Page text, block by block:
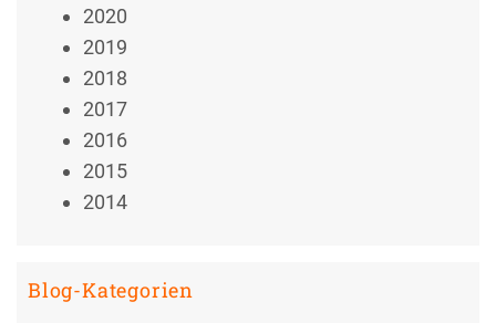
2020
2019
2018
2017
2016
2015
2014
Blog-Kategorien